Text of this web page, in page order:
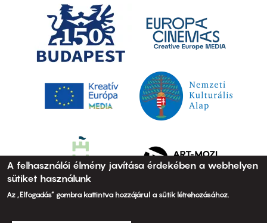
A felhasználói élmény javítása érdekében a webhelyen
sütiket használunk
Az „Elfogadás” gombra kattintva hozzájárul a sütik létrehozásához.